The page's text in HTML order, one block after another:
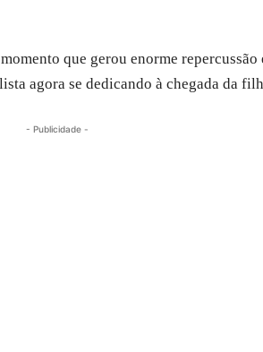
que gerou enorme
agora se dedicando à chegada da
- Publicidade -